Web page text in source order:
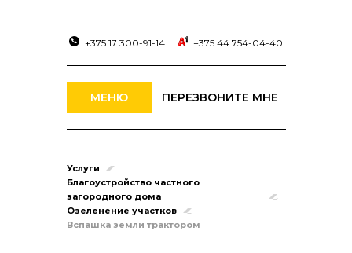
+375 17 300-91-14 +375 44 754-04-40
МЕНЮ ПЕРЕЗВОНИТЕ МНЕ
Услуги
Благоустройство частного
загородного дома
Озеленение участков
Вспашка земли трактором